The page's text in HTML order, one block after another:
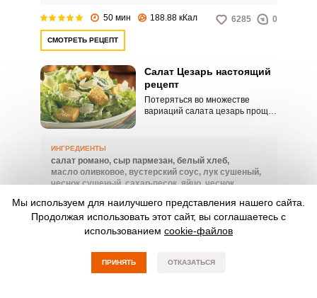
50 мин 188.88 кКал 6285 0
СМОТРЕТЬ РЕЦЕПТ
Салат Цезарь настоящий
рецепт
Потеряться во множестве
вариаций салата цезарь проще
много усилий.
ИНГРЕДИЕНТЫ
салат романо, сыр пармезан, белый хлеб,
масло оливковое, вустерский соус, лук сушеный,
чеснок сушеный,сахар-песок,яйцо,чеснок,
30 мин 254.43 кКал 7619 0
Мы используем для наилучшего представления нашего сайта.
Продолжая использовать этот сайт, вы соглашаетесь с
использованием cookie-файлов
ПРИНЯТЬ ОТКАЗАТЬСЯ